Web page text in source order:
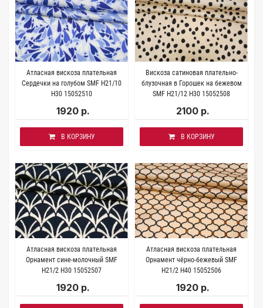
Атласная вискоза плательная
Сердечки на голубом SMF H21/10
H30 15052510
1920 р.
В КОРЗИНУ
Вискоза сатиновая плательно-
блузочная в Горошек на бежевом
SMF H21/12 H30 15052508
2100 р.
В КОРЗИНУ
Атласная вискоза плательная
Орнамент сине-молочный SMF
H21/2 H30 15052507
1920 р.
Атласная вискоза плательная
Орнамент чёрно-бежевый SMF
H21/2 H40 15052506
1920 р.